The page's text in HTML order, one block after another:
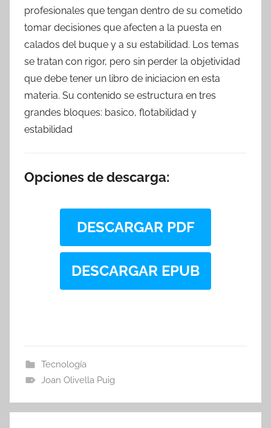
profesionales que tengan dentro de su cometido
tomar decisiones que afecten a la puesta en
calados del buque y a su estabilidad. Los temas
se tratan con rigor, pero sin perder la objetividad
que debe tener un libro de iniciacion en esta
materia. Su contenido se estructura en tres
grandes bloques: basico, flotabilidad y
estabilidad
Opciones de descarga:
DESCARGAR PDF
DESCARGAR EPUB
Tecnología
Joan Olivella Puig